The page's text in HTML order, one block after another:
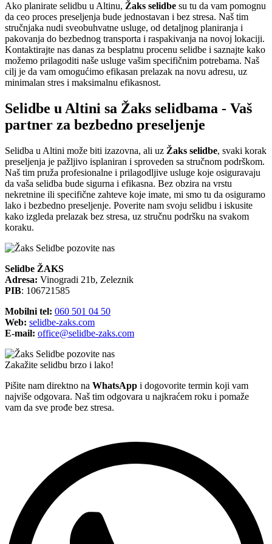
Ako planirate selidbu u Altinu, Žaks selidbe su tu da vam pomognu
da ceo proces preseljenja bude jednostavan i bez stresa. Naš tim
stručnjaka nudi sveobuhvatne usluge, od detaljnog planiranja i
pakovanja do bezbednog transporta i raspakivanja na novoj lokaciji.
Kontaktirajte nas danas za besplatnu procenu selidbe i saznajte kako
možemo prilagoditi naše usluge vašim specifičnim potrebama. Naš
cilj je da vam omogućimo efikasan prelazak na novu adresu, uz
minimalan stres i maksimalnu efikasnost.
Selidbe u Altini sa Žaks selidbama - Vaš
partner za bezbedno preseljenje
Selidba u Altini može biti izazovna, ali uz Žaks selidbe, svaki korak
preseljenja je pažljivo isplaniran i sproveden sa stručnom podrškom.
Naš tim pruža profesionalne i prilagodljive usluge koje osiguravaju
da vaša selidba bude sigurna i efikasna. Bez obzira na vrstu
nekretnine ili specifične zahteve koje imate, mi smo tu da osiguramo
lako i bezbedno preseljenje. Poverite nam svoju selidbu i iskusite
kako izgleda prelazak bez stresa, uz stručnu podršku na svakom
koraku.
Selidbe ŽAKS
Adresa: Vinogradi 21b, Zeleznik
PIB: 106721585
Mobilni tel: 060 501 04 50
Web: selidbe-zaks.com
E-mail: office@selidbe-zaks.com
Zakažite selidbu brzo i lako!
Pišite nam direktno na WhatsApp i dogovorite termin koji vam
najviše odgovara. Naš tim odgovara u najkraćem roku i pomaže
vam da sve prođe bez stresa.